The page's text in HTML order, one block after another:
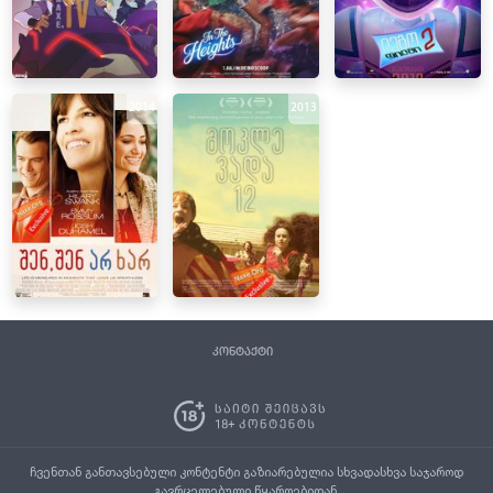
2014 2013
კონტაქტი
ჩვენთან განთავსებული კონტენტი გაზიარებულია სხვადასხვა საჯაროდ